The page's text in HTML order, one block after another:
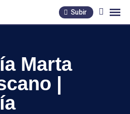
Subir
Marta
|